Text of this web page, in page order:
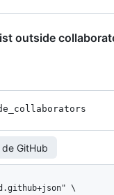
outside
collaborators
de GitHub